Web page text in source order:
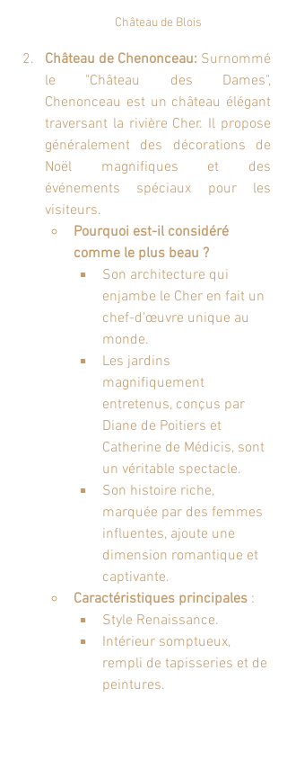
Château de Chenonceau: Surnommé
le "Château des Dames",
Chenonceau est un château élégant
traversant la rivière Cher. Il propose
généralement des décorations de
Noël magnifiques et des
événements spéciaux pour les
visiteurs.
Pourquoi est-il considéré
comme le plus beau ?
Son architecture qui
enjambe le Cher en fait un
chef-d'œuvre unique au
monde.
Les jardins
magnifiquement
entretenus, conçus par
Diane de Poitiers et
Catherine de Médicis, sont
un véritable spectacle.
Son histoire riche,
marquée par des femmes
influentes, ajoute une
dimension romantique et
captivante.
Caractéristiques principales :
Style Renaissance.
Intérieur somptueux,
rempli de tapisseries et de
peintures.